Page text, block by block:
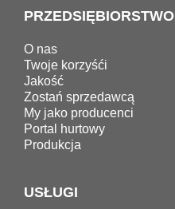
PRZEDSIĘBIORSTWO
O nas
Twoje korzyśći
Jakość
Zostań sprzedawcą
My jako producenci
Portal hurtowy
Produkcja
USŁUGI